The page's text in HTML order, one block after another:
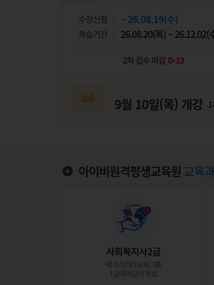
수강신청 26.08.19(수)
학습기간 26.08.20(목) ~ 26.12.02(
2차 접수 마감 D-13
실습 9월 10일(목) 개강
아이비원격평생교육원 교육
사회복지사2급
메가스터디교육그룹
1급대비강의 무료